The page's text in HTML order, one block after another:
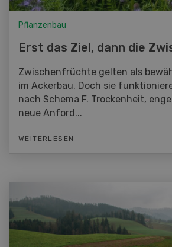
Pflanzenbau
Erst das Ziel, dann die
Zwischenfrüchte gelten als
im Ackerbau. Doch sie
nach Schema F. Trockenheit,
neue Anford...
WEITERLESEN